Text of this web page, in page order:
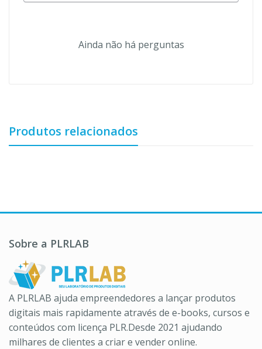
Ainda não há perguntas
Produtos relacionados
Sobre a PLRLAB
A PLRLAB ajuda empreendedores a lançar produtos
digitais mais rapidamente através de e-books, cursos e
conteúdos com licença PLR.Desde 2021 ajudando
milhares de clientes a criar e vender online.